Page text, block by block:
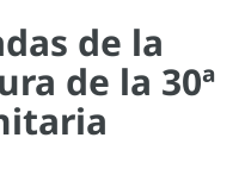
de la
de la 30ª